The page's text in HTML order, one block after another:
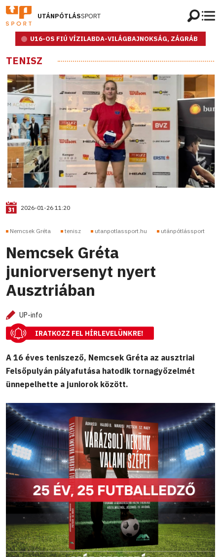
UTÁNPÓTLÁSSPORT
U16-OS FIÚ VÍZILABDA-VILÁGBAJNOKSÁG, ZÁGRÁB
TENISZ
2026-01-26 11:20
Nemcsek Gréta tenisz utanpotlassport.hu utánpótlássport
Nemcsek Gréta
juniorversenyt nyert
Ausztriában
UP-info
IRATKOZZ FEL HÍRLEVELÜNKRE!
A 16 éves teniszező, Nemcsek Gréta az ausztriai
Felsőpulyán pályafutása hatodik tornagyőzelmét
ünnepelhette a juniorok között.